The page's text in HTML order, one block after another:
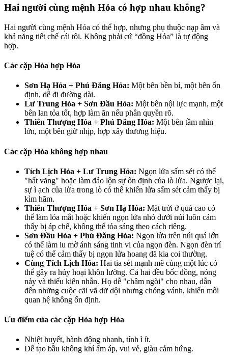
Hai người cùng mệnh Hỏa có hợp nhau không?
Hai người cùng mệnh Hỏa có thể hợp, nhưng phụ thuộc nạp âm và
khả năng tiết chế cái tôi. Không phải cứ “đồng Hỏa” là tự động
hợp.
Các cặp Hỏa hợp Hỏa
Sơn Hạ Hỏa + Phú Đăng Hỏa: Một bên bền bỉ, một bên ổn
định, dễ đi đường dài.
Lư Trung Hỏa + Sơn Đầu Hỏa: Một bên nội lực mạnh, một
bên lan tỏa tốt, hợp làm ăn nếu phân quyền rõ.
Thiên Thượng Hỏa + Phú Đăng Hỏa: Một bên tầm nhìn
lớn, một bên giữ nhịp, hợp xây thương hiệu.
Các cặp Hỏa không hợp nhau
Tích Lịch Hỏa + Lư Trung Hỏa: Ngọn lửa sấm sét có thể
"hất văng" hoặc làm đảo lộn sự ổn định của lò lửa. Ngược lại,
sự ì ạch của lửa trong lò có thể khiến lửa sấm sét cảm thấy bị
kìm hãm.
Thiên Thượng Hỏa + Sơn Hạ Hỏa: Mặt trời ở quá cao có
thể làm lóa mắt hoặc khiến ngọn lửa nhỏ dưới núi luôn cảm
thấy bị áp chế, không thể tỏa sáng theo cách riêng.
Sơn Đầu Hỏa + Phú Đăng Hỏa: Ngọn lửa trên núi quá lớn
có thể làm lu mờ ánh sáng tinh vi của ngọn đèn. Ngọn đèn trí
tuệ có thể cảm thấy bị ngọn lửa hoang dã kia coi thường.
Cùng Tích Lịch Hỏa: Hai tia sét mạnh mẽ cùng một lúc có
thể gây ra hủy hoại khôn lường. Cả hai đều bốc đồng, nóng
nảy và thiếu kiên nhẫn. Họ dễ "châm ngòi" cho nhau, dẫn
đến những cuộc cãi vã dữ dội nhưng chóng vánh, khiến mối
quan hệ không ổn định.
Ưu điểm của các cặp Hỏa hợp Hỏa
Nhiệt huyết, hành động nhanh, tính ì ít.
Dễ tạo bầu không khí ấm áp, vui vẻ, giàu cảm hứng.